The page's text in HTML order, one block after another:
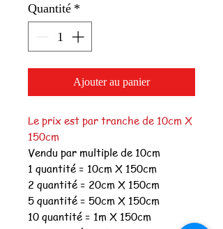
1
Mètre
Quantité *
Ajouter au panier
Le prix est par tranche de 10cm X
150cm
Vendu par multiple de 10cm
1 quantité = 10cm X 150cm
2 quantité = 20cm X 150cm
5 quantité = 50cm X 150cm
10 quantité = 1m X 150cm